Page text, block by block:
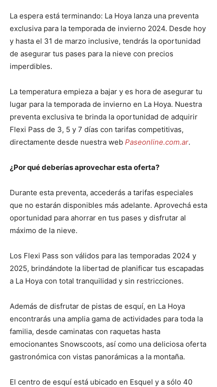
La espera está terminando: La Hoya lanza una preventa
exclusiva para la temporada de invierno 2024. Desde hoy
y hasta el 31 de marzo inclusive, tendrás la oportunidad
de asegurar tus pases para la nieve con precios
imperdibles.
La temperatura empieza a bajar y es hora de asegurar tu
lugar para la temporada de invierno en La Hoya. Nuestra
preventa exclusiva te brinda la oportunidad de adquirir
Flexi Pass de 3, 5 y 7 días con tarifas competitivas,
directamente desde nuestra web Paseonline.com.ar.
¿Por qué deberías aprovechar esta oferta?
Durante esta preventa, accederás a tarifas especiales
que no estarán disponibles más adelante. Aprovechá esta
oportunidad para ahorrar en tus pases y disfrutar al
máximo de la nieve.
Los Flexi Pass son válidos para las temporadas 2024 y
2025, brindándote la libertad de planificar tus escapadas
a La Hoya con total tranquilidad y sin restricciones.
Además de disfrutar de pistas de esquí, en La Hoya
encontrarás una amplia gama de actividades para toda la
familia, desde caminatas con raquetas hasta
emocionantes Snowscoots, así como una deliciosa oferta
gastronómica con vistas panorámicas a la montaña.
El centro de esquí está ubicado en Esquel y a sólo 40